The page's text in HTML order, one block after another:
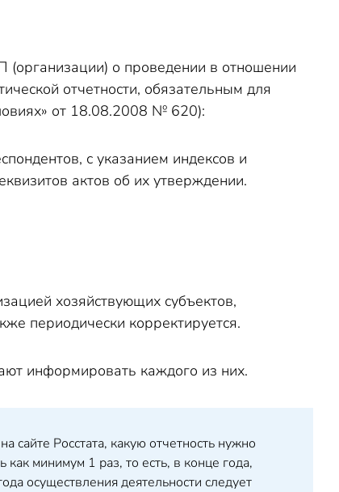
(организации) о проведении в отношении
отчетности, обязательным для
от 18.08.2008 № 620):
с указанием индексов и
актов об их утверждении.
хозяйствующих субъектов,
периодически корректируется.
информировать каждого из них.
Росстата, какую отчетность нужно
минимум 1 раз, то есть, в конце года,
осуществления деятельности следует